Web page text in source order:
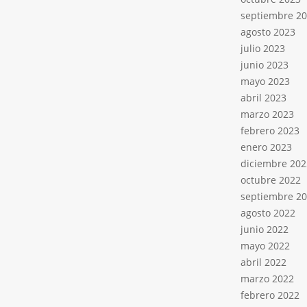
septiembre
agosto 2023
julio 2023
junio 2023
mayo 2023
abril 2023
marzo 2023
febrero 2023
enero 2023
diciembre
octubre 2022
septiembre
agosto 2022
junio 2022
mayo 2022
abril 2022
marzo 2022
febrero 2022